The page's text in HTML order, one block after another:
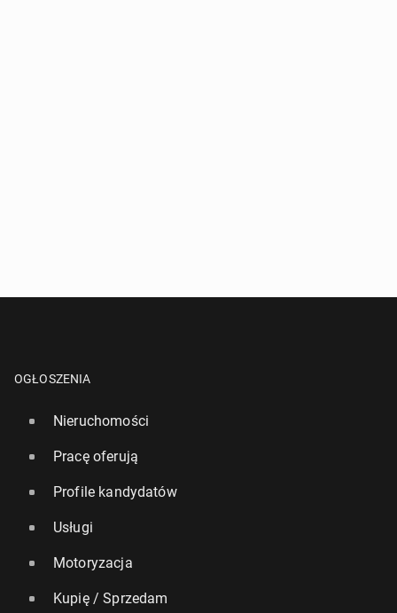
OGŁOSZENIA
Nieruchomości
Pracę oferują
Profile kandydatów
Usługi
Motoryzacja
Kupię / Sprzedam